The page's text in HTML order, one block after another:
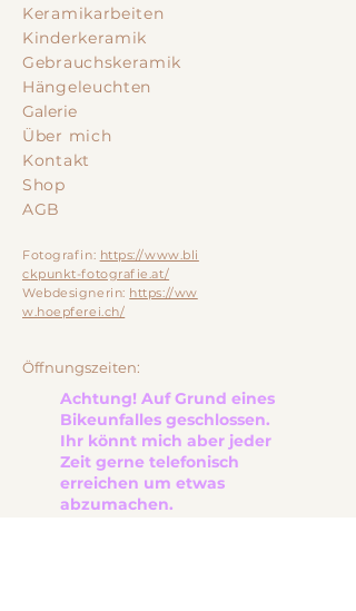
Keramikarbeiten
Kinderkeramik
Gebrauchskeramik
Hängeleuchten
Galerie
Über mich
Kontakt
Shop
AGB
Fotografin: https://www.bli
ckpunkt-fotografie.at/
Webdesignerin: https://ww
w.hoepferei.ch/
Öffnungszeiten:
Achtung! Auf Grund eines
Bikeunfalles geschlossen.
Ihr könnt mich aber jeder
Zeit gerne telefonisch
erreichen um etwas
abzumachen.